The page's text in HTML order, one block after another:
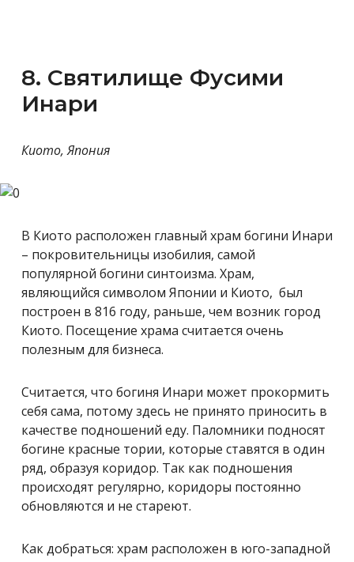
8. Святилище Фусими
Инари
Киото, Япония
В Киото расположен главный храм богини Инари
– покровительницы изобилия, самой
популярной богини синтоизма. Храм,
являющийся символом Японии и Киото, был
построен в 816 году, раньше, чем возник город
Киото. Посещение храма считается очень
полезным для бизнеса.
Считается, что богиня Инари может прокормить
себя сама, потому здесь не принято приносить в
качестве подношений еду. Паломники подносят
богине красные тории, которые ставятся в один
ряд, образуя коридор. Так как подношения
происходят регулярно, коридоры постоянно
обновляются и не стареют.
Как добраться: храм расположен в юго-западной